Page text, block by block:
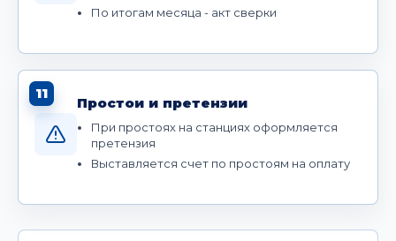
По итогам месяца - акт сверки
11
Простои и претензии
При простоях на станциях оформляется
претензия
Выставляется счет по простоям на оплату